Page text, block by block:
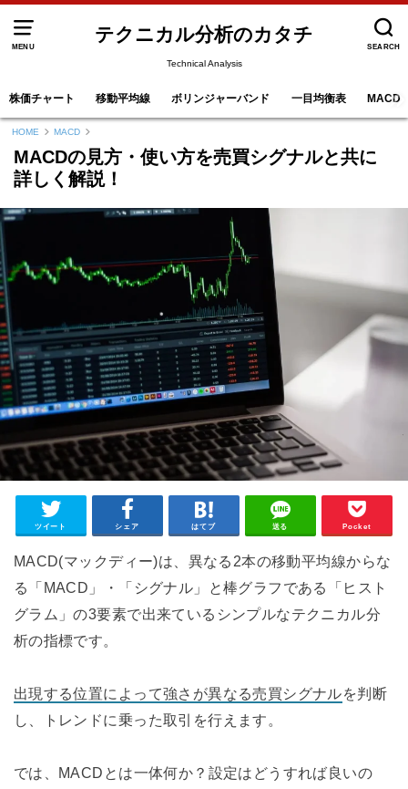
MENU SEARCH
テクニカル分析のカタチ
Technical Analysis
株価チャート 移動平均線 ボリンジャーバンド 一目均衡表 MACD
HOME MACD
MACDの見方・使い方を売買シグナルと共に
詳しく解説！
ツイート シェア はてブ 送る Pocket
MACD(マックディー)は、異なる2本の移動平均線からな
る「MACD」・「シグナル」と棒グラフである「ヒスト
グラム」の3要素で出来ているシンプルなテクニカル分
析の指標です。
出現する位置によって強さが異なる売買シグナルを判断
し、トレンドに乗った取引を行えます。
では、MACDとは一体何か？設定はどうすれば良いの